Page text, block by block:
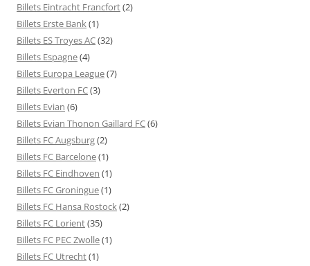
Billets Eintracht Francfort(2)
Billets Erste Bank(1)
Billets ES Troyes AC(32)
Billets Espagne(4)
Billets Europa League(7)
Billets Everton FC(3)
Billets Evian (6)
Billets Evian Thonon Gaillard FC(6)
Billets FC Augsburg(2)
Billets FC Barcelone(1)
Billets FC Eindhoven (1)
Billets FC Groningue(1)
Billets FC Hansa Rostock(2)
Billets FC Lorient(35)
Billets FC PEC Zwolle(1)
Billets FC Utrecht(1)